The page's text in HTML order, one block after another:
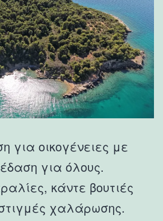
για οικογένειες με
για όλους.
κάντε βουτιές
χαλάρωσης.